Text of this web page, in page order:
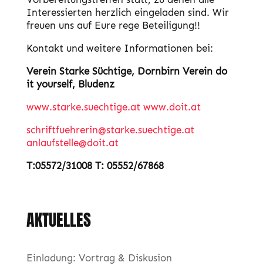
Interessierten herzlich eingeladen sind. Wir
freuen uns auf Eure rege Beteiligung!!
Kontakt und weitere Informationen bei:
Verein Starke Süchtige, Dornbirn Verein do
it yourself, Bludenz
www.starke.suechtige.at www.doit.at
schriftfuehrerin@starke.suechtige.at
anlaufstelle@doit.at
T:05572/31008 T: 05552/67868
AKTUELLES
Einladung: Vortrag & Diskusion